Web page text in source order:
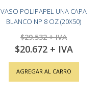
VASO POLIPAPEL UNA CAPA
BLANCO NP 8 OZ (20X50)
$29.532
Special
Price
$20.672
AGREGAR AL CARRO